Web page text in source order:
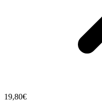
19,80€